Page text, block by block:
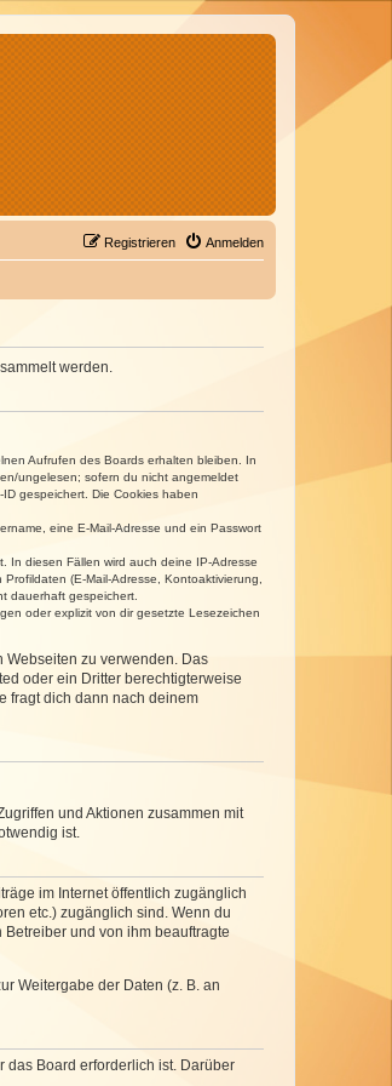
Anmelden
Registrieren
werden.
Aufrufen des Boards erhalten bleiben. In
ungelesen; sofern du nicht angemeldet
gespeichert. Die Cookies haben
eine E-Mail-Adresse und ein Passwort
In diesen Fällen wird auch deine IP-Adresse
(E-Mail-Adresse, Kontoaktivierung,
dauerhaft gespeichert.
oder explizit von dir gesetzte Lesezeichen
Webseiten zu verwenden. Das
oder ein Dritter berechtigterweise
fragt dich dann nach deinem
und Aktionen zusammen mit
ist.
im Internet öffentlich zugänglich
etc.) zugänglich sind. Wenn du
und von ihm beauftragte
Weitergabe der Daten (z. B. an
das Board erforderlich ist. Darüber